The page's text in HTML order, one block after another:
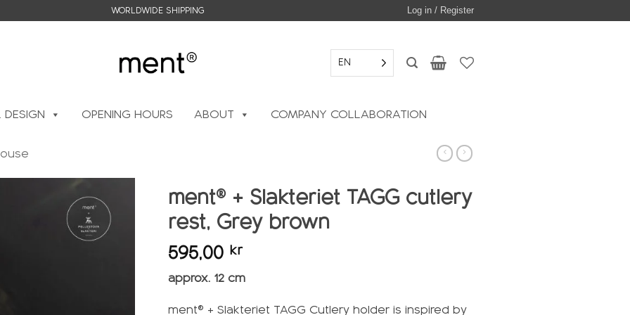
WORLDWIDE SHIPPING Log in / Register
EN
DESIGN OPENING HOURS ABOUT COMPANY COLLABORATION
Add to
wishlist
ment® + Slakteriet TAGG cutlery
rest, Grey brown
595,00 kr
approx. 12 cm
ment® + Slakteriet TAGG Cutlery holder is inspired by